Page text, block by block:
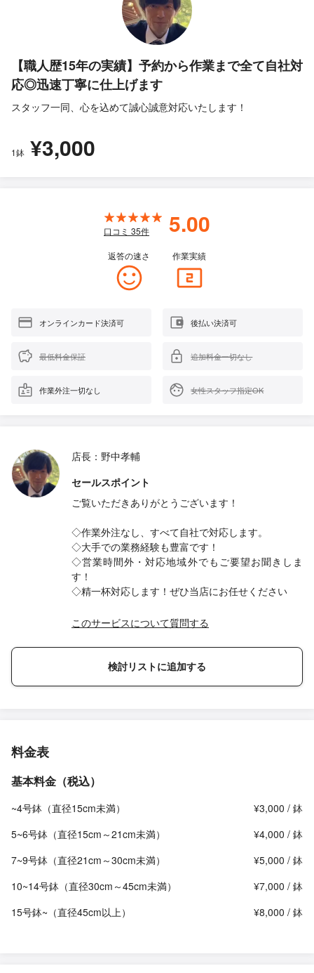
【職人歴15年の実績】予約から作業まで全て自社対
応◎迅速丁寧に仕上げます
スタッフ一同、心を込めて誠心誠意対応いたします！
1鉢 ¥3,000
口コミ 35件 5.00
返答の速さ 作業実績
オンラインカード決済可 後払い決済可
最低料金保証 追加料金一切なし
作業外注一切なし 女性スタッフ指定OK
店長：野中孝輔
セールスポイント
ご覧いただきありがとうございます！
◇作業外注なし、すべて自社で対応します。
◇大手での業務経験も豊富です！
◇営業時間外・対応地域外でもご要望お聞きしま
す！
◇精一杯対応します！ぜひ当店にお任せください
このサービスについて質問する
検討リストに追加する
料金表
基本料金（税込）
~4号鉢（直径15cm未満）
¥3,000 / 鉢
5~6号鉢（直径15cm～21cm未満）
¥4,000 / 鉢
7~9号鉢（直径21cm～30cm未満）
¥5,000 / 鉢
10~14号鉢（直径30cm～45cm未満）
¥7,000 / 鉢
15号鉢~（直径45cm以上）
¥8,000 / 鉢